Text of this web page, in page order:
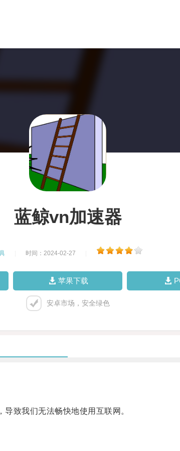
蓝鲸vn加速器
时间：2024-02-27
苹果下载
安卓市场，安全绿色
致我们无法畅快地使用互联网。